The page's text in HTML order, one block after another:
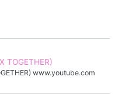
TOGETHER)
www.youtube.com